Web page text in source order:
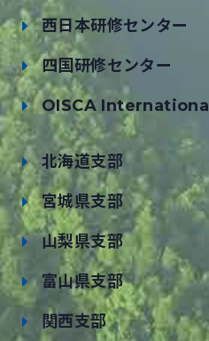
西日本研修センター
四国研修センター
OISCA International
北海道支部
宮城県支部
山梨県支部
富山県支部
関西支部